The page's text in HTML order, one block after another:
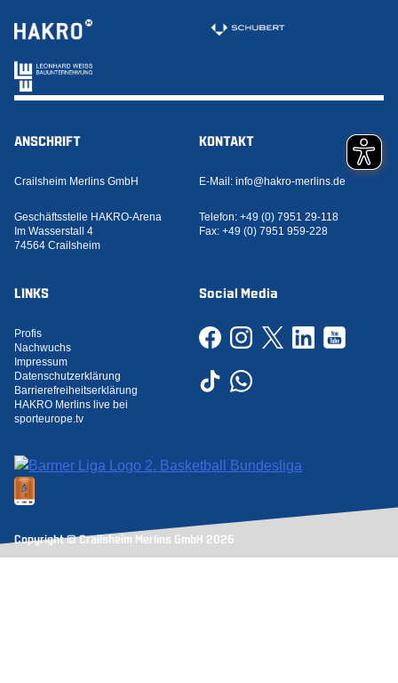
ANSCHRIFT
Crailsheim Merlins GmbH
Geschäftsstelle HAKRO-Arena
Im Wasserstall 4
74564 Crailsheim
KONTAKT
E-Mail: info@hakro-merlins.de
Telefon: +49 (0) 7951 29-118
Fax: +49 (0) 7951 959-228
LINKS
Profis
Nachwuchs
Impressum
Datenschutzerklärung
Barrierefreiheitserklärung
HAKRO Merlins live bei
sporteurope.tv
Social Media
Copyright © Crailsheim Merlins GmbH 2026